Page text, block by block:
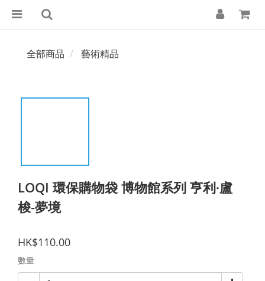
全部商品 藝術精品
LOQI 環保購物袋 博物館系列 亨利·盧
梭-夢境
HK$110.00
數量